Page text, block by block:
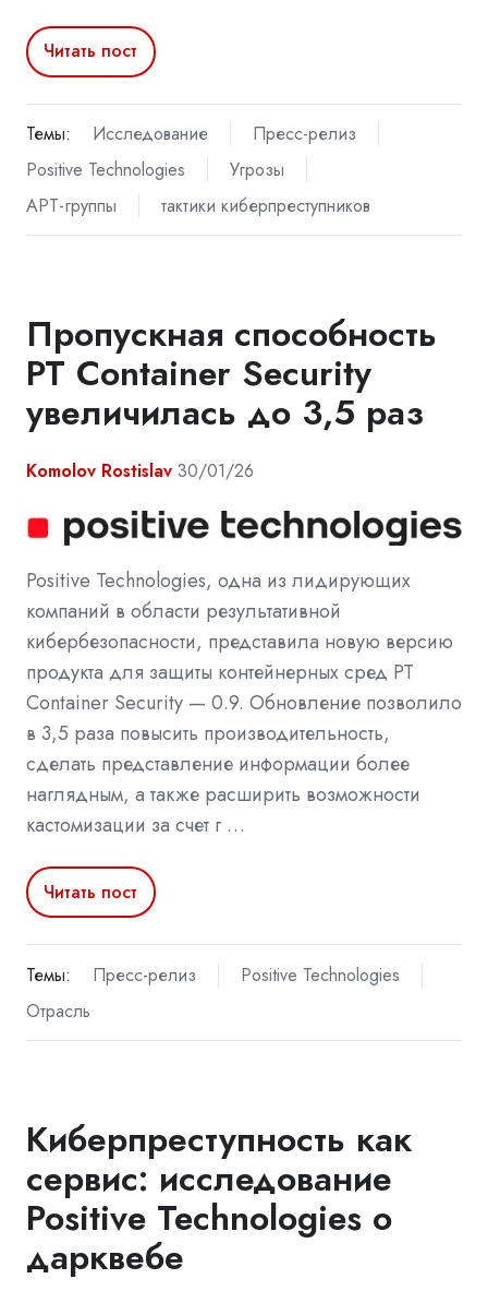
Читать пост
Темы: Исследование
Пресс-релиз
Positive Technologies
Угрозы
APT-группы
тактики киберпреступников
Пропускная способность
PT Container Security
увеличилась до 3,5 раз
Komolov Rostislav 30/01/26
Positive Technologies, одна из лидирующих
компаний в области результативной
кибербезопасности, представила новую версию
продукта для защиты контейнерных сред PT
Container Security — 0.9. Обновление позволило
в 3,5 раза повысить производительность,
сделать представление информации более
наглядным, а также расширить возможности
кастомизации за счет г …
Читать пост
Темы: Пресс-релиз
Positive Technologies
Отрасль
Киберпреступность как
сервис: исследование
Positive Technologies о
дарквебе